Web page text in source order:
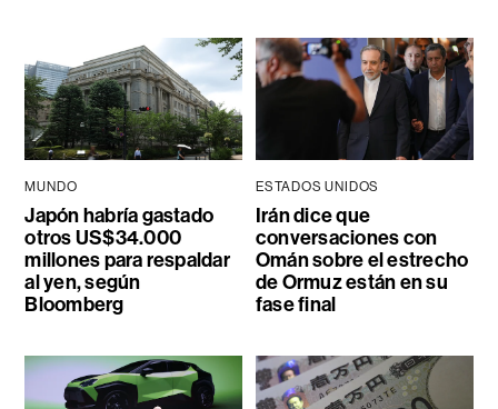
MUNDO
Japón habría gastado
otros US$34.000
millones para respaldar
al yen, según
Bloomberg
ESTADOS UNIDOS
Irán dice que
conversaciones con
Omán sobre el estrecho
de Ormuz están en su
fase final